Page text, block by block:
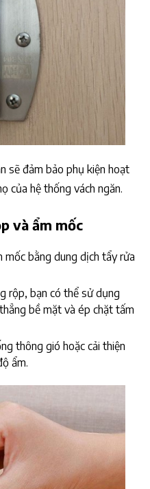
sẽ đảm bảo phụ kiện hoạt
của hệ thống vách ngăn.
và ẩm mốc
mốc bằng dung dịch tẩy rửa
rộp, bạn có thể sử dụng
bề mặt và ép chặt tấm
thông gió hoặc cải thiện
ẩm.